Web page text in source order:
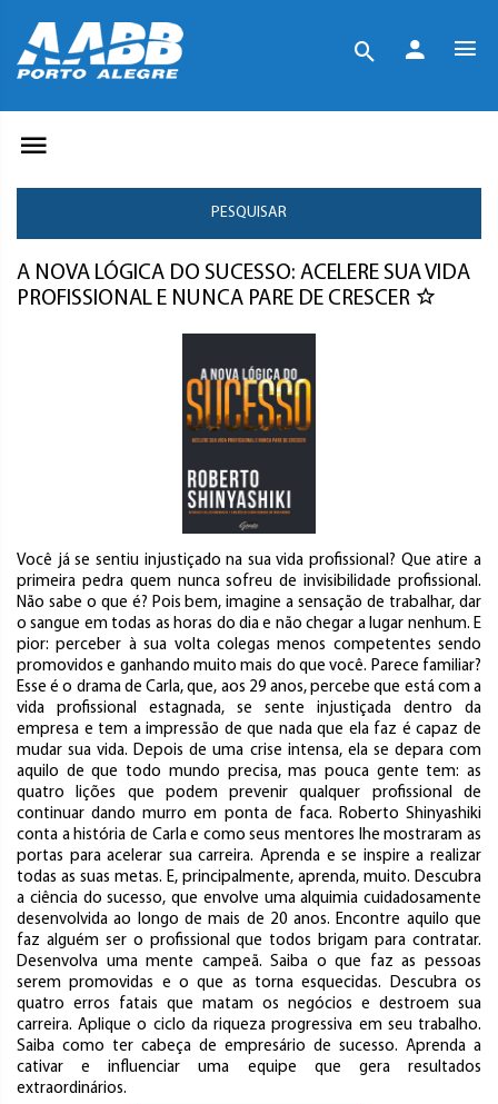
PESQUISAR
A NOVA LÓGICA DO SUCESSO: ACELERE SUA VIDA
PROFISSIONAL E NUNCA PARE DE CRESCER
Você já se sentiu injustiçado na sua vida profissional? Que atire a
primeira pedra quem nunca sofreu de invisibilidade profissional.
Não sabe o que é? Pois bem, imagine a sensação de trabalhar, dar
o sangue em todas as horas do dia e não chegar a lugar nenhum. E
pior: perceber à sua volta colegas menos competentes sendo
promovidos e ganhando muito mais do que você. Parece familiar?
Esse é o drama de Carla, que, aos 29 anos, percebe que está com a
vida profissional estagnada, se sente injustiçada dentro da
empresa e tem a impressão de que nada que ela faz é capaz de
mudar sua vida. Depois de uma crise intensa, ela se depara com
aquilo de que todo mundo precisa, mas pouca gente tem: as
quatro lições que podem prevenir qualquer profissional de
continuar dando murro em ponta de faca. Roberto Shinyashiki
conta a história de Carla e como seus mentores lhe mostraram as
portas para acelerar sua carreira. Aprenda e se inspire a realizar
todas as suas metas. E, principalmente, aprenda, muito. Descubra
a ciência do sucesso, que envolve uma alquimia cuidadosamente
desenvolvida ao longo de mais de 20 anos. Encontre aquilo que
faz alguém ser o profissional que todos brigam para contratar.
Desenvolva uma mente campeã. Saiba o que faz as pessoas
serem promovidas e o que as torna esquecidas. Descubra os
quatro erros fatais que matam os negócios e destroem sua
carreira. Aplique o ciclo da riqueza progressiva em seu trabalho.
Saiba como ter cabeça de empresário de sucesso. Aprenda a
cativar e influenciar uma equipe que gera resultados
extraordinários.